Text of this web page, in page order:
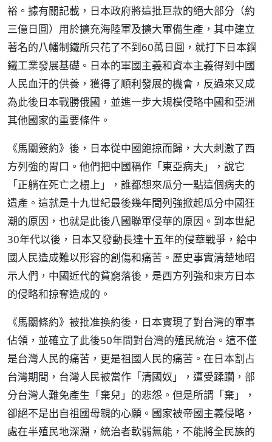
裕。據有關記載，日本政府將這批巨款的絕大部分（約
三億日圓）用於擴充海陸軍及擴大軍備生產，其中建立
著名的八幡制鐵所只花了不到60萬日圓，就打下日本鋼
鐵工業發展基礎。日本的軍國主義和資本主義得到中國
人民血汗的供養，獲得了順利發展的機會，反過來又成
為此後日本戰勝俄國，並進一步大規模侵略中國和亞洲
其他國家的重要條件。
《馬關簽約》後，日本從中國飽掠而歸，大大刺激了西
方列強的胃口。他們把中國稱作「東亞病夫」，說它
「正躺在死亡之榻上」，誰都想來瓜分一點這個病夫的
遺產。這就是十九世紀最後幾年間列強掀起瓜分中國狂
潮的原因，也就是此後八國聯軍侵華的原因。到本世紀
30年代以後，日本又發動長達十五年的侵華戰爭，給中
國人民造成難以形容的創傷和痛苦。歷史事實清楚地昭
示人們，中國近代的貧窮落後，是西方列強和東方日本
的侵略和掠奪造成的。
《馬關條約》被批准換約後，日本實現了對台灣的軍事
佔領，並確立了此後50年間對台灣的殖民統治。這不僅
是台灣人民的痛苦，更是祖國人民的痛苦。在日本割占
台灣期間，台灣人民被當作「清國奴」，遭受蹂躪，部
分台灣人難免產生「棄兒」的悲怨。但是所謂「棄」，
卻絕不是出自祖國母親的心願。國家被帝國主義侵略，
處在半殖民地深淵，統治者軟弱無能，不能將全民族的